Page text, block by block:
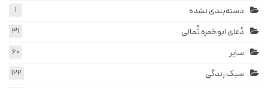
دسته‌بندی نشده 1
دُعای ابوحَمزه ثُمالی 31
سایر 60
سبک زندگی 122